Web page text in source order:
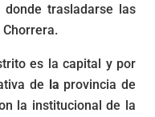
trasladarse las
es la capital y por
de la provincia de
la institucional de la